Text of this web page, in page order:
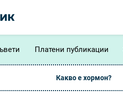
Платени публикации
Какво е хормон?